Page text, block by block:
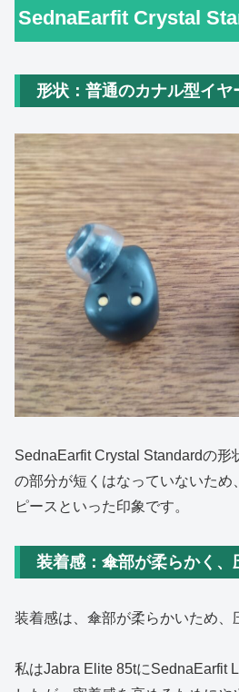
SednaEarfit Crystal
形状：普通のカナル型イヤ
SednaEarfit Crystal Standardの形
の部分が短くはなっていないため
ピースといった印象です。
装着感：傘部が柔らかく、
装着感は、傘部が柔らかいため、
私はJabra Elite 85tにSednaEarfit